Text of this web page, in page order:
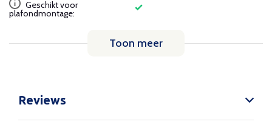
Geschikt voor
plafondmontage:
Toon meer
Reviews